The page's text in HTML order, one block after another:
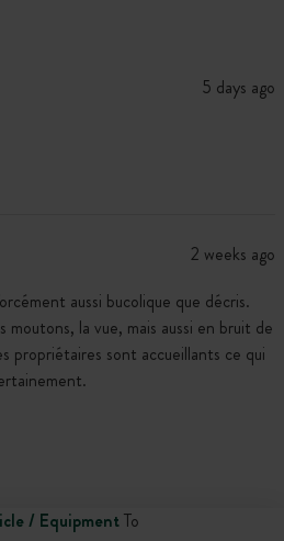
5 days ago
2 weeks ago
aussi bucolique que décris.
la vue, mais aussi en bruit de
propriétaires sont accueillants ce qui
/ EquipmentTo